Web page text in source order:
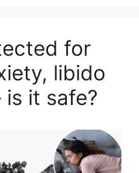
for
libido
is it safe?